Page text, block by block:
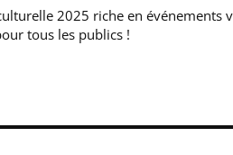
2025 riche en événements
tous les publics !